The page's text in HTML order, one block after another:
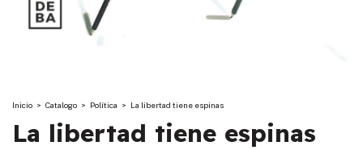
Inicio > Catalogo > Política > La libertad tiene espinas
La libertad tiene espinas